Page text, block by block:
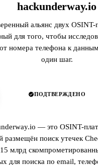
hackunderway.io
альянс двух
для того, чтобы
номера телефона к
один шаг.
ПОДТВЕРЖДЕНО
— это OSINT-
размещён поиск утечек
млрд
для поиска по email,